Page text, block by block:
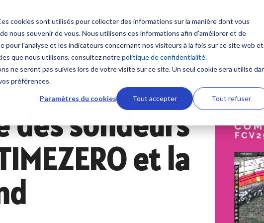
cookies sont utilisés pour collecter des informations sur la manière dont vous
nous souvenir de vous. Nous utilisons ces informations afin d'améliorer et de
pour l'analyse et les indicateurs concernant nos visiteurs à la fois sur ce site web et
que nous utilisons, consultez notrepolitique de confidentialité.
ne seront pas suivies lors de votre visite sur ce site. Un seul cookie sera utilisé
préférences.
Paramètres du cookies Tout accepter Tout refuser
Produits
Combinés multifonction
NavNet TZtouch
Positionnement et Cartographie
GPS avec afficheur
Systèmes ECDIS
Communication et
satellitaires
Radio VHF
Antennes VHF
Intercommunication
Système Iridium
Système Inmarsat
Formation sur mesure
NavSkills Online
Centre de formation
Formation personnalisable
Programme Furuno
Contenus
Nouveautés
Furuno Academy
Comparatif électronique maritime
des sondeurs
et la